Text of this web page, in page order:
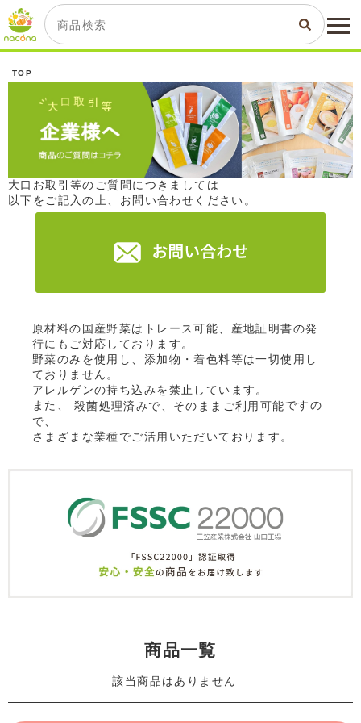
TOP
大口お取引等のご質問につきましては
以下をご記入の上、お問い合わせください。
原材料の国産野菜はトレース可能、産地証明書の発
行にもご対応しております。
野菜のみを使用し、添加物・着色料等は一切使用し
ておりません。
アレルゲンの持ち込みを禁止しています。
また、 殺菌処理済みで、そのままご利用可能ですの
で、
さまざまな業種でご活用いただいております。
商品一覧
該当商品はありません